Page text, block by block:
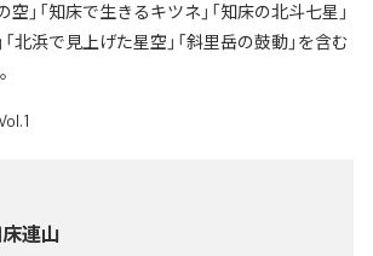
」「知床で生きるキツネ」「知床の北斗七星」
「北浜で見上げた星空」「斜里岳の鼓動」を含む
連山